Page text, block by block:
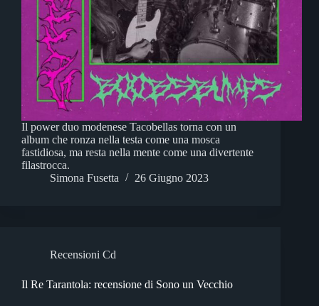
Il power duo modenese Tacobellas torna con un
album che ronza nella testa come una mosca
fastidiosa, ma resta nella mente come una divertente
filastrocca.
Simona Fusetta
26 Giugno 2023
Recensioni Cd
Il Re Tarantola: recensione di Sono un Vecchio